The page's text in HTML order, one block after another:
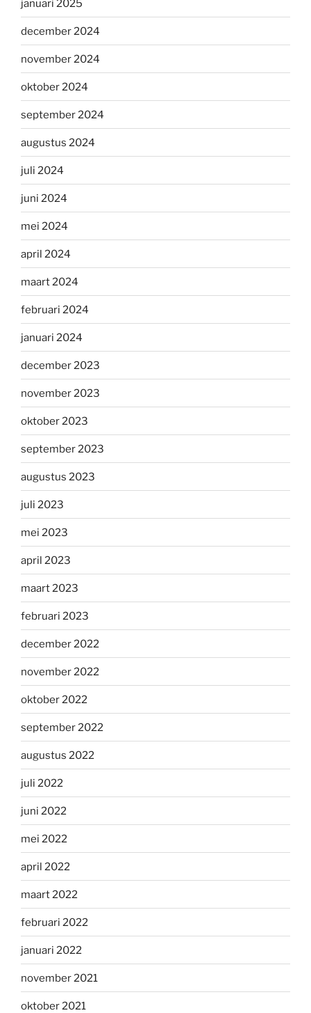
januari 2025
december 2024
november 2024
oktober 2024
september 2024
augustus 2024
juli 2024
juni 2024
mei 2024
april 2024
maart 2024
februari 2024
januari 2024
december 2023
november 2023
oktober 2023
september 2023
augustus 2023
juli 2023
mei 2023
april 2023
maart 2023
februari 2023
december 2022
november 2022
oktober 2022
september 2022
augustus 2022
juli 2022
juni 2022
mei 2022
april 2022
maart 2022
februari 2022
januari 2022
november 2021
oktober 2021